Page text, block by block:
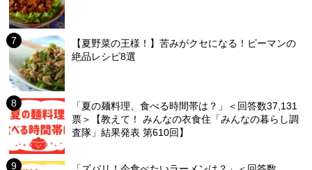
【夏野菜の王様！】苦みがクセになる！ピーマンの
絶品レシピ8選
「夏の麺料理、食べる時間帯は？」＜回答数37,131
票＞【教えて！ みんなの衣食住「みんなの暮らし調
査隊」結果発表 第610回】